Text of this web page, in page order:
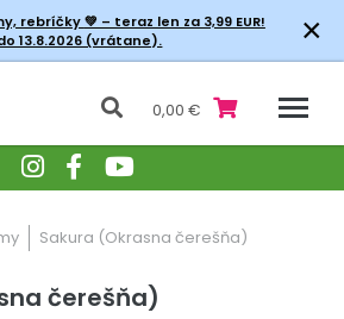
rebríčky💚 – teraz len za 3,99 EUR!
13.8.2026 (vrátane).
×
0,00 €
Sakura (Okrasna čerešňa)
čerešňa)